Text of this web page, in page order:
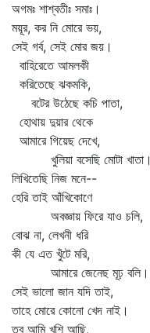
অগমঃ শাশ্বতীঃ সমাঃ।
ময়ূর, কর নি মোরে ভয়,
সেই গর্ব, সেই মোর জয়।
বাহিরেতে আমলকী
করিতেছে ঝকমকি,
বটের উঠেছে কচি পাতা,
হোথায় দুয়ার থেকে
আমারে গিয়েছ দেখে,
খুলিয়া বসেছি মোটা খাতা।
লিখিতেছি নিজ মনে--
হেরি তাই আঁখিকোণে
অবজ্ঞায় ফিরে যাও চলি,
বোঝ না, লেখনী ধরি
কী যে এত খুঁটে মরি,
আমারে জেনেছ মূঢ় বলি।
সেই ভালো জান যদি তাই,
তাহে মোরে কোনো খেদ নাই।
তবু আমি খুশি আছি,